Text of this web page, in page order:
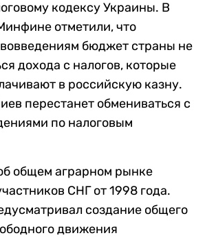
кодексу Украины. В
отметили, что
бюджет страны не
дохода с налогов, которые
в российскую казну.
перестанет обмениваться с
по налоговым
общем аграрном рынке
СНГ от 1998 года.
создание общего
движения